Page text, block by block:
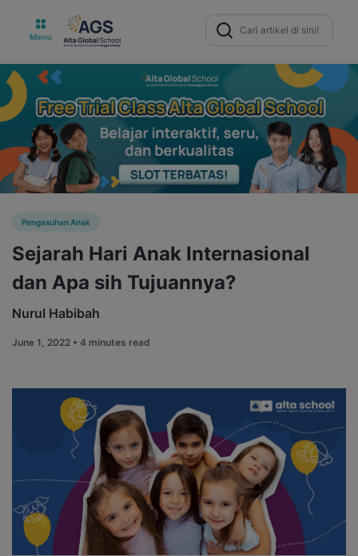
Search
for:
Pengasuhan Anak
Sejarah Hari Anak Internasional
dan Apa sih Tujuannya?
Nurul Habibah
June 1, 2022 • 4 minutes read